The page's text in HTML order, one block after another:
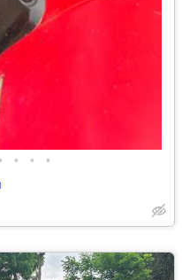
• • •